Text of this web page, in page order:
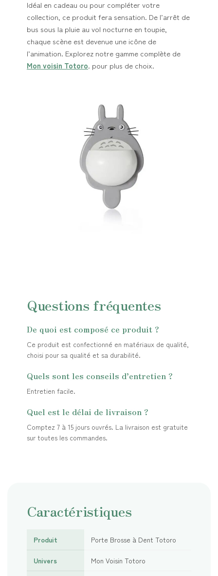
Idéal en cadeau ou pour compléter votre
collection, ce produit fera sensation. De l’arrêt de
bus sous la pluie au vol nocturne en toupie,
chaque scène est devenue une icône de
l’animation. Explorez notre gamme complète de
Mon voisin Totoro. pour plus de choix.
Questions fréquentes
De quoi est composé ce produit ?
Ce produit est confectionné en matériaux de qualité,
choisi pour sa qualité et sa durabilité.
Quels sont les conseils d’entretien ?
Entretien facile.
Quel est le délai de livraison ?
Comptez 7 à 15 jours ouvrés. La livraison est gratuite
sur toutes les commandes.
Caractéristiques
Produit Porte Brosse à Dent Totoro
Univers Mon Voisin Totoro